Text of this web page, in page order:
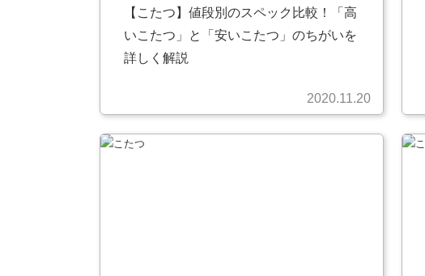
【こたつ】値段別のスペック比較！「高
いこたつ」と「安いこたつ」のちがいを
詳しく解説
2020.11.20